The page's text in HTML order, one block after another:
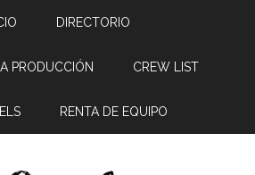
DIRECTORIO
PRODUCCIÓN CREW LIST
RENTA DE EQUIPO